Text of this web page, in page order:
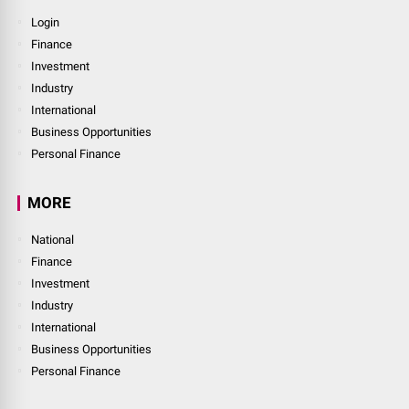
Login
Finance
Investment
Industry
International
Business Opportunities
Personal Finance
MORE
National
Finance
Investment
Industry
International
Business Opportunities
Personal Finance